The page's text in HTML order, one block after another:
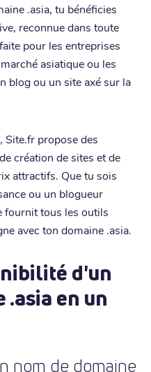
.asia, tu bénéficies
reconnue dans toute
pour les entreprises
asiatique ou les
blog ou un site axé sur la
Site.fr propose des
création de sites et de
attractifs. Que tu sois
ou un blogueur
fournit tous les outils
avec ton domaine .asia.
d'un
.asia en un
nom de domaine